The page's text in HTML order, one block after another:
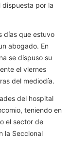
dispuesta por la
días que estuvo
abogado. En
se dispuso su
el viernes
del mediodía.
del hospital
teniendo en
el sector de
la Seccional